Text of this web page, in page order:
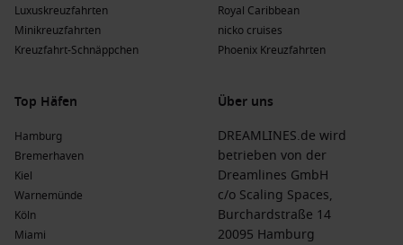
Luxuskreuzfahrten
Minikreuzfahrten
Kreuzfahrt-Schnäppchen
Royal Caribbean
nicko cruises
Phoenix Kreuzfahrten
Top Häfen
Hamburg
Bremerhaven
Kiel
Warnemünde
Köln
Miami
Über uns
DREAMLINES.de wird
betrieben von der
Dreamlines GmbH
c/o Scaling Spaces,
Burchardstraße 14
20095 Hamburg